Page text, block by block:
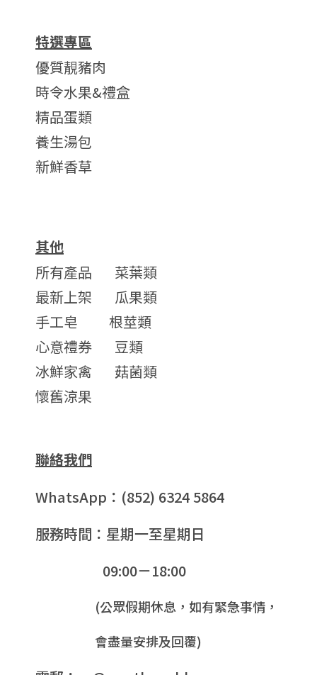
特選專區
優質靚豬肉
時令水果&禮盒
精品蛋類
養生湯包
新鮮香草
其他
所有產品
菜葉類
最新上架
瓜果類
手工皂
根莖類
心意禮券
豆類
冰鮮家禽
菇菌類
懷舊涼果
聯絡我們
WhatsApp：(852) 6324 5864
服務時間：星期一至星期日
09:00－18:00
(公眾假期休息，如有緊急事情，
會盡量安排及回覆)